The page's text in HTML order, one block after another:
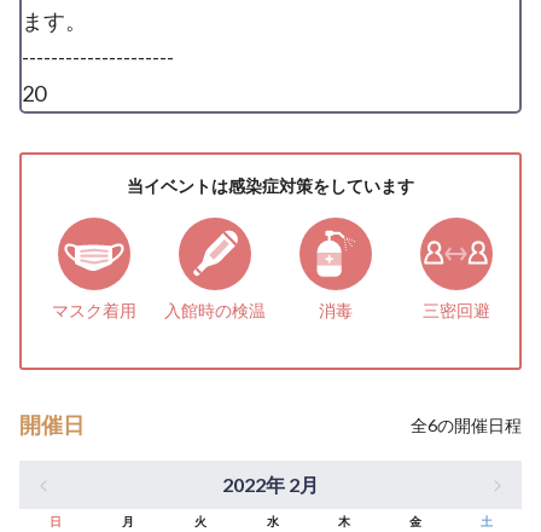
ます。
---------------------
20
当イベントは感染症対策をしています
マスク着用 入館時の検温 消毒 三密回避
開催日 全6の開催日程
2022年 2月
日 月 火 水 木 金 土